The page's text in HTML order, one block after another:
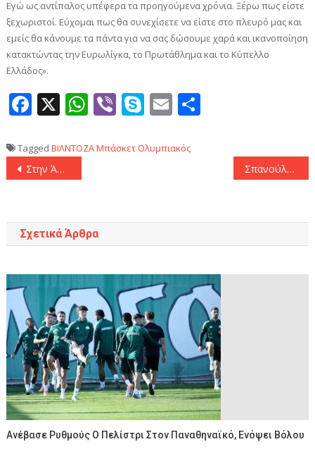
Εγώ ως αντίπαλος υπέφερα τα προηγούμενα χρόνια. Ξέρω πως είστε
ξεχωριστοί. Εύχομαι πως θα συνεχίσετε να είστε στο πλευρό μας και
εμείς θα κάνουμε τα πάντα για να σας δώσουμε χαρά και ικανοποίηση
κατακτώντας την Ευρωλίγκα, το Πρωτάθλημα και το Κύπελλο
Ελλάδος».
Facebook
X WhatsApp
ViberSkype
Email
Tagged ΒΙΛΝΤΟΖΑΜπάσκετ Ολυμπιακός
Πλοήγηση
Στην Άουνγκσμπουργκ ο Στιβ Μουνιέ Σπανούλης: «Tα παιδιά νιώθουν υπερήφανα που φορούν τη φανέλα της Εθνικής!»
Σχετικά Άρθρα
Ανέβασε Ρυθμούς Ο Πελίστρι Στον Παναθηναϊκό, Ενόψει Βόλου